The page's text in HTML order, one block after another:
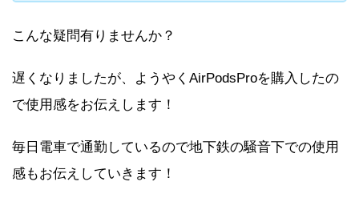
こんな疑問有りませんか？
遅くなりましたが、ようやくAirPodsProを購入したの
で使用感をお伝えします！
毎日電車で通勤しているので地下鉄の騒音下での使用
感もお伝えしていきます！